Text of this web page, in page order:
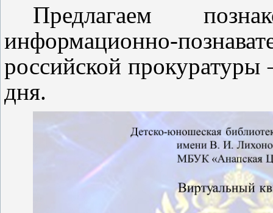
Предлагаем
информационно-
российской
дня.